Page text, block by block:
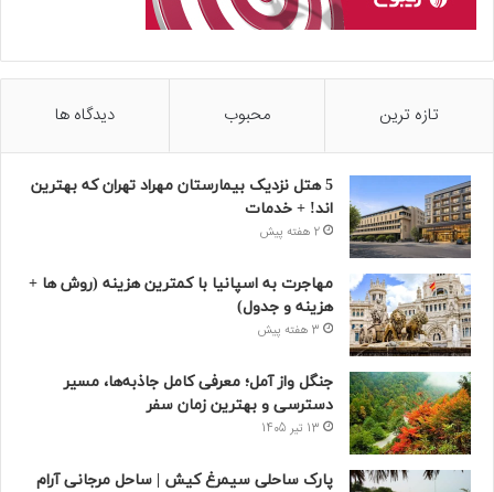
تازه ترین محبوب دیدگاه ها
5 هتل نزدیک بیمارستان مهراد تهران که بهترین‌
اند! + خدمات
2 هفته پیش
مهاجرت به اسپانیا با کمترین هزینه (روش ها +
هزینه و جدول)
3 هفته پیش
جنگل واز آمل؛ معرفی کامل جاذبه‌ها، مسیر
دسترسی و بهترین زمان سفر
13 تیر 1405
پارک ساحلی سیمرغ کیش | ساحل مرجانی آرام